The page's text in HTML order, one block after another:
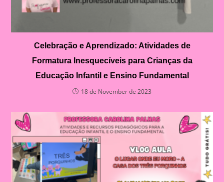
Celebração e Aprendizado: Atividades de
Formatura Inesquecíveis para Crianças da
Educação Infantil e Ensino Fundamental
18 de November de 2023